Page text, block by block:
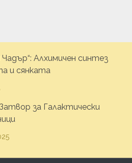
Чадър“: Алхимичен синтез
и сянката
за Галактически